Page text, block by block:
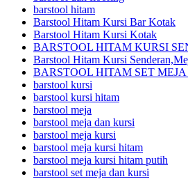
barstool hitam
Barstool Hitam Kursi Bar Kotak
Barstool Hitam Kursi Kotak
BARSTOOL HITAM KURSI
Barstool Hitam Kursi
BARSTOOL HITAM SET
barstool kursi
barstool kursi hitam
barstool meja
barstool meja dan kursi
barstool meja kursi
barstool meja kursi hitam
barstool meja kursi hitam putih
barstool set meja dan kursi